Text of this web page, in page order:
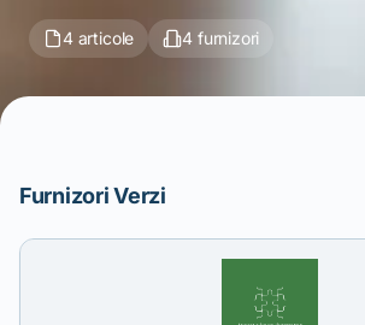
4 articole 4 furnizori
Furnizori Verzi